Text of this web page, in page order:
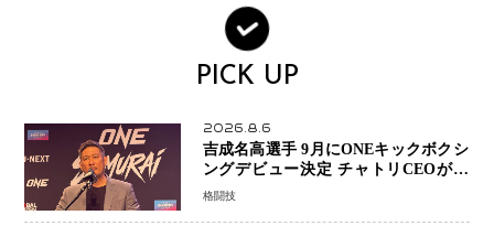
PICK UP
2026.8.6
吉成名高選手 9月にONEキックボクシ
ングデビュー決定 チャトリCEOがサ
プライズ発表 2カ月連続参戦へ
格闘技